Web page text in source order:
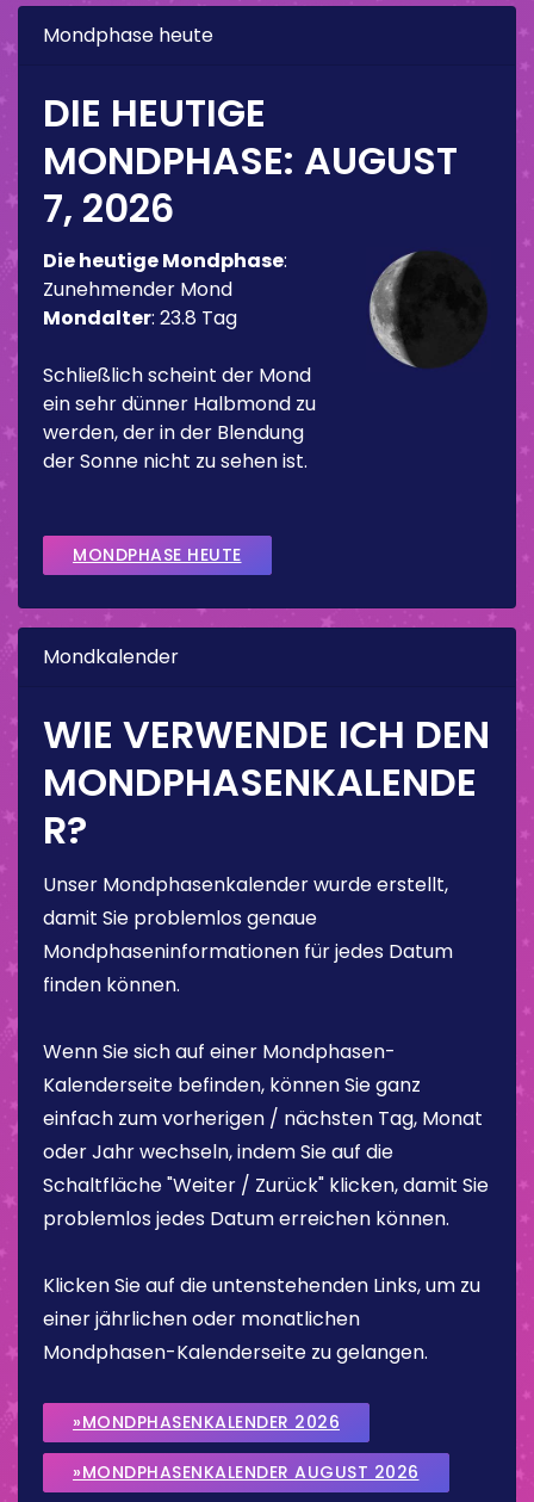
Mondphase heute
DIE HEUTIGE
MONDPHASE: AUGUST
7, 2026
Die heutige Mondphase:
Zunehmender Mond
Mondalter: 23.8 Tag
Schließlich scheint der Mond
ein sehr dünner Halbmond zu
werden, der in der Blendung
der Sonne nicht zu sehen ist.
MONDPHASE HEUTE
Mondkalender
WIE VERWENDE ICH DEN
MONDPHASENKALENDE
R?
Unser Mondphasenkalender wurde erstellt,
damit Sie problemlos genaue
Mondphaseninformationen für jedes Datum
finden können.
Wenn Sie sich auf einer Mondphasen-
Kalenderseite befinden, können Sie ganz
einfach zum vorherigen / nächsten Tag, Monat
oder Jahr wechseln, indem Sie auf die
Schaltfläche "Weiter / Zurück" klicken, damit Sie
problemlos jedes Datum erreichen können.
Klicken Sie auf die untenstehenden Links, um zu
einer jährlichen oder monatlichen
Mondphasen-Kalenderseite zu gelangen.
»MONDPHASENKALENDER 2026
»MONDPHASENKALENDER AUGUST 2026